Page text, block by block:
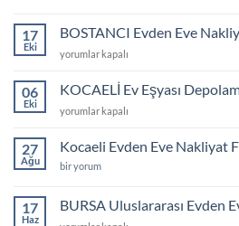
için
17
Eki
BOSTANCI Evden Eve
BOSTANCI
Eve
Nakliyat
için
yorumlar kapalı
06
Eki
KOCAELİ Ev Eşyası
KOCAELİ
Eşyası
Depolama
için
yorumlar kapalı
27
Ağu
Kocaeli Evden Eve Nakliyat
Kocaeli
Nakliyat
Firmaları
için
bir yorum
17
Haz
BURSA Uluslararası Evden